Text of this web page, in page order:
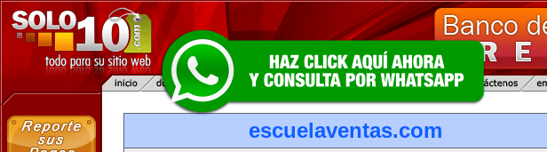
escuelaventas.com